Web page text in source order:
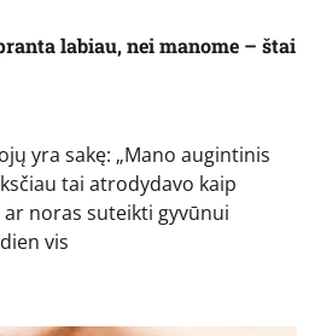
labiau, nei manome – štai
yra sakę: „Mano augintinis
tai atrodydavo kaip
noras suteikti gyvūnui
vis